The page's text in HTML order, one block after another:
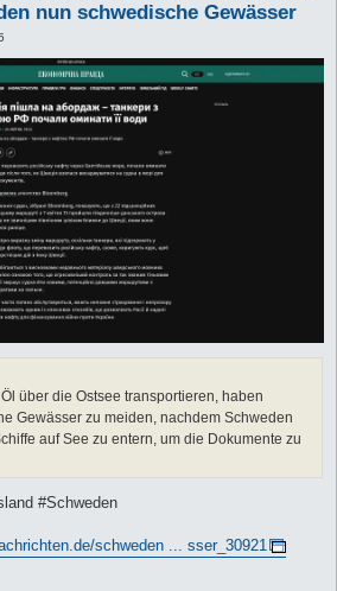
nun schwedische Gewässer
über die Ostsee transportieren, haben
Gewässer zu meiden, nachdem Schweden
auf See zu entern, um die Dokumente zu
#Schweden
schweden ... sser_30921